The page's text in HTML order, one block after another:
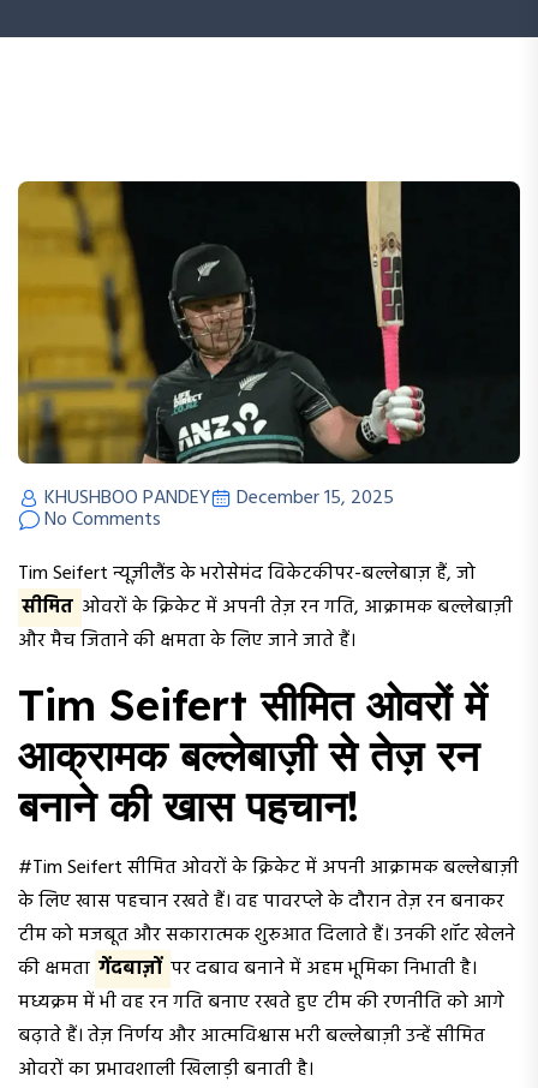
KHUSHBOO PANDEY December 15, 2025
No Comments
Tim Seifert न्यूज़ीलैंड के भरोसेमंद विकेटकीपर-बल्लेबाज़ हैं, जो
सीमित ओवरों के क्रिकेट में अपनी तेज़ रन गति, आक्रामक बल्लेबाज़ी
और मैच जिताने की क्षमता के लिए जाने जाते हैं।
Tim Seifert सीमित ओवरों में
आक्रामक बल्लेबाज़ी से तेज़ रन
बनाने की खास पहचान!
#Tim Seifert सीमित ओवरों के क्रिकेट में अपनी आक्रामक बल्लेबाज़ी
के लिए खास पहचान रखते हैं। वह पावरप्ले के दौरान तेज़ रन बनाकर
टीम को मजबूत और सकारात्मक शुरुआत दिलाते हैं। उनकी शॉट खेलने
की क्षमता गेंदबाज़ों पर दबाव बनाने में अहम भूमिका निभाती है।
मध्यक्रम में भी वह रन गति बनाए रखते हुए टीम की रणनीति को आगे
बढ़ाते हैं। तेज़ निर्णय और आत्मविश्वास भरी बल्लेबाज़ी उन्हें सीमित
ओवरों का प्रभावशाली खिलाड़ी बनाती है।